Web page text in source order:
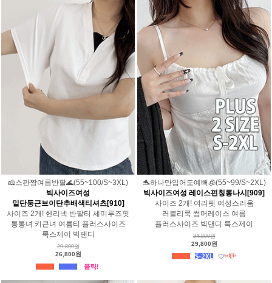
🧀스판짱여름반팔🌊(55~100/S~3XL)
빅사이즈여성
밑단둥근브이단추배색티셔츠[910]
사이즈 2개! 헨리넥 반팔티 세미루즈핏
통통녀 키큰녀 여름티 플러스사이즈
룩스제이 빅댄디
29,800원
26,800원
🐬하나만입어도예뻐🧊(55~99/S~2XL)
빅사이즈여성 레이스펀칭롱나시[909]
사이즈 2개! 여리핏 여성스러움
러블리룩 썸머레이스 여름
플러스사이즈 빅댄디 룩스제이
34,800원
29,800원